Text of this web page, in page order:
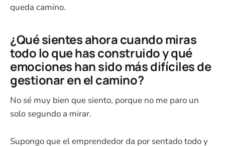
queda camino.
¿Qué sientes ahora cuando miras
todo lo que has construido y qué
emociones han sido más difíciles de
gestionar en el camino?
No sé muy bien que siento, porque no me paro un
solo segundo a mirar.
Supongo que el emprendedor da por sentado todo y